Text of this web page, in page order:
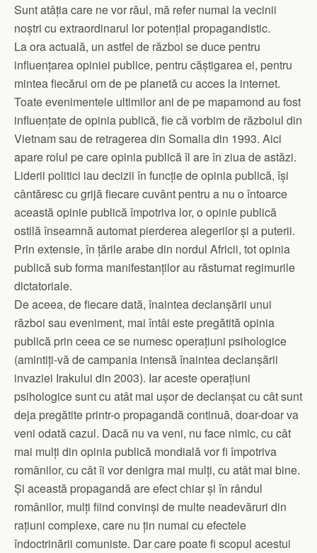
Sunt atâția care ne vor răul, mă refer numai la vecinii
noștri cu extraordinarul lor potențial propagandistic.
La ora actuală, un astfel de război se duce pentru
influențarea opiniei publice, pentru căștigarea ei, pentru
mintea fiecărui om de pe planetă cu acces la internet.
Toate evenimentele ultimilor ani de pe mapamond au fost
influențate de opinia publică, fie că vorbim de războiul din
Vietnam sau de retragerea din Somalia din 1993. Aici
apare rolul pe care opinia publică îl are în ziua de astăzi.
Liderii politici iau decizii în funcție de opinia publică, își
cântăresc cu grijă fiecare cuvânt pentru a nu o întoarce
această opinie publică împotriva lor, o opinie publică
ostilă înseamnă automat pierderea alegerilor și a puterii.
Prin extensie, în țările arabe din nordul Africii, tot opinia
publică sub forma manifestanților au răsturnat regimurile
dictatoriale.
De aceea, de fiecare dată, înaintea declanșării unui
război sau eveniment, mai întâi este pregătită opinia
publică prin ceea ce se numesc operațiuni psihologice
(amintiți-vă de campania intensă înaintea declanșării
invaziei Irakului din 2003). Iar aceste operațiuni
psihologice sunt cu atât mai ușor de declanșat cu cât sunt
deja pregătite printr-o propagandă continuă, doar-doar va
veni odată cazul. Dacă nu va veni, nu face nimic, cu cât
mai mulți din opinia publică mondială vor fi împotriva
românilor, cu cât îi vor denigra mai mulți, cu atât mai bine.
Și această propagandă are efect chiar și în rândul
românilor, mulți fiind convinși de multe neadevăruri din
rațiuni complexe, care nu țin numai cu efectele
îndoctrinării comuniste. Dar care poate fi scopul acestui